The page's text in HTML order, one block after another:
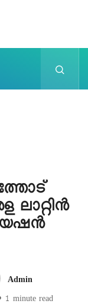
ലാറ്റിൻ
Admin
1 minute read